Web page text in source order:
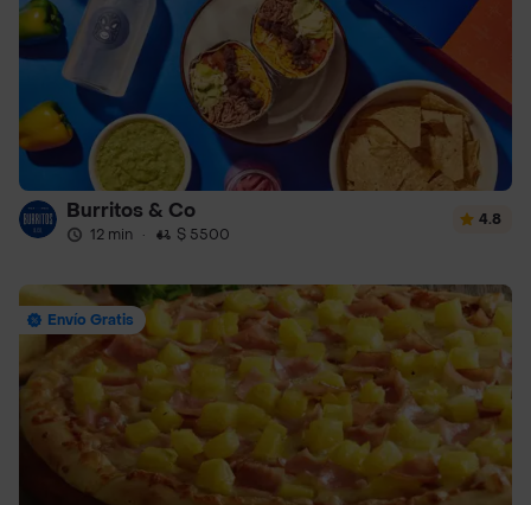
Burritos & Co
12 min · $ 5500
4.8
Envío Gratis